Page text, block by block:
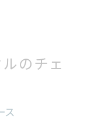
のチェ
ス